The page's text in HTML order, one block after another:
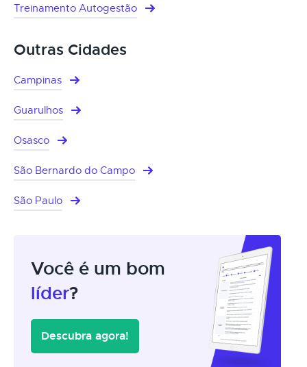
Treinamento Autogestão
Outras Cidades
Campinas
Guarulhos
Osasco
São Bernardo do Campo
São Paulo
Você é um bom
líder?
Descubra agora!